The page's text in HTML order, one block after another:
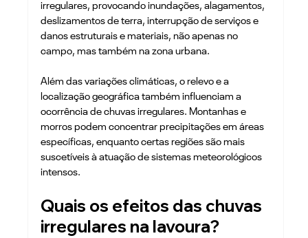
irregulares, provocando inundações, alagamentos,
deslizamentos de terra, interrupção de serviços e
danos estruturais e materiais, não apenas no
campo, mas também na zona urbana.
Além das variações climáticas, o relevo e a
localização geográfica também influenciam a
ocorrência de chuvas irregulares. Montanhas e
morros podem concentrar precipitações em áreas
específicas, enquanto certas regiões são mais
suscetíveis à atuação de sistemas meteorológicos
intensos.
Quais os efeitos das chuvas
irregulares na lavoura?